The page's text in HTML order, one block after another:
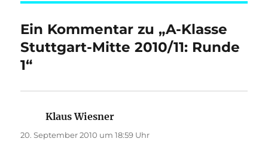
Ein Kommentar zu „A-Klasse
Stuttgart-Mitte 2010/11: Runde
1“
Klaus Wiesner
20. September 2010 um 18:59 Uhr